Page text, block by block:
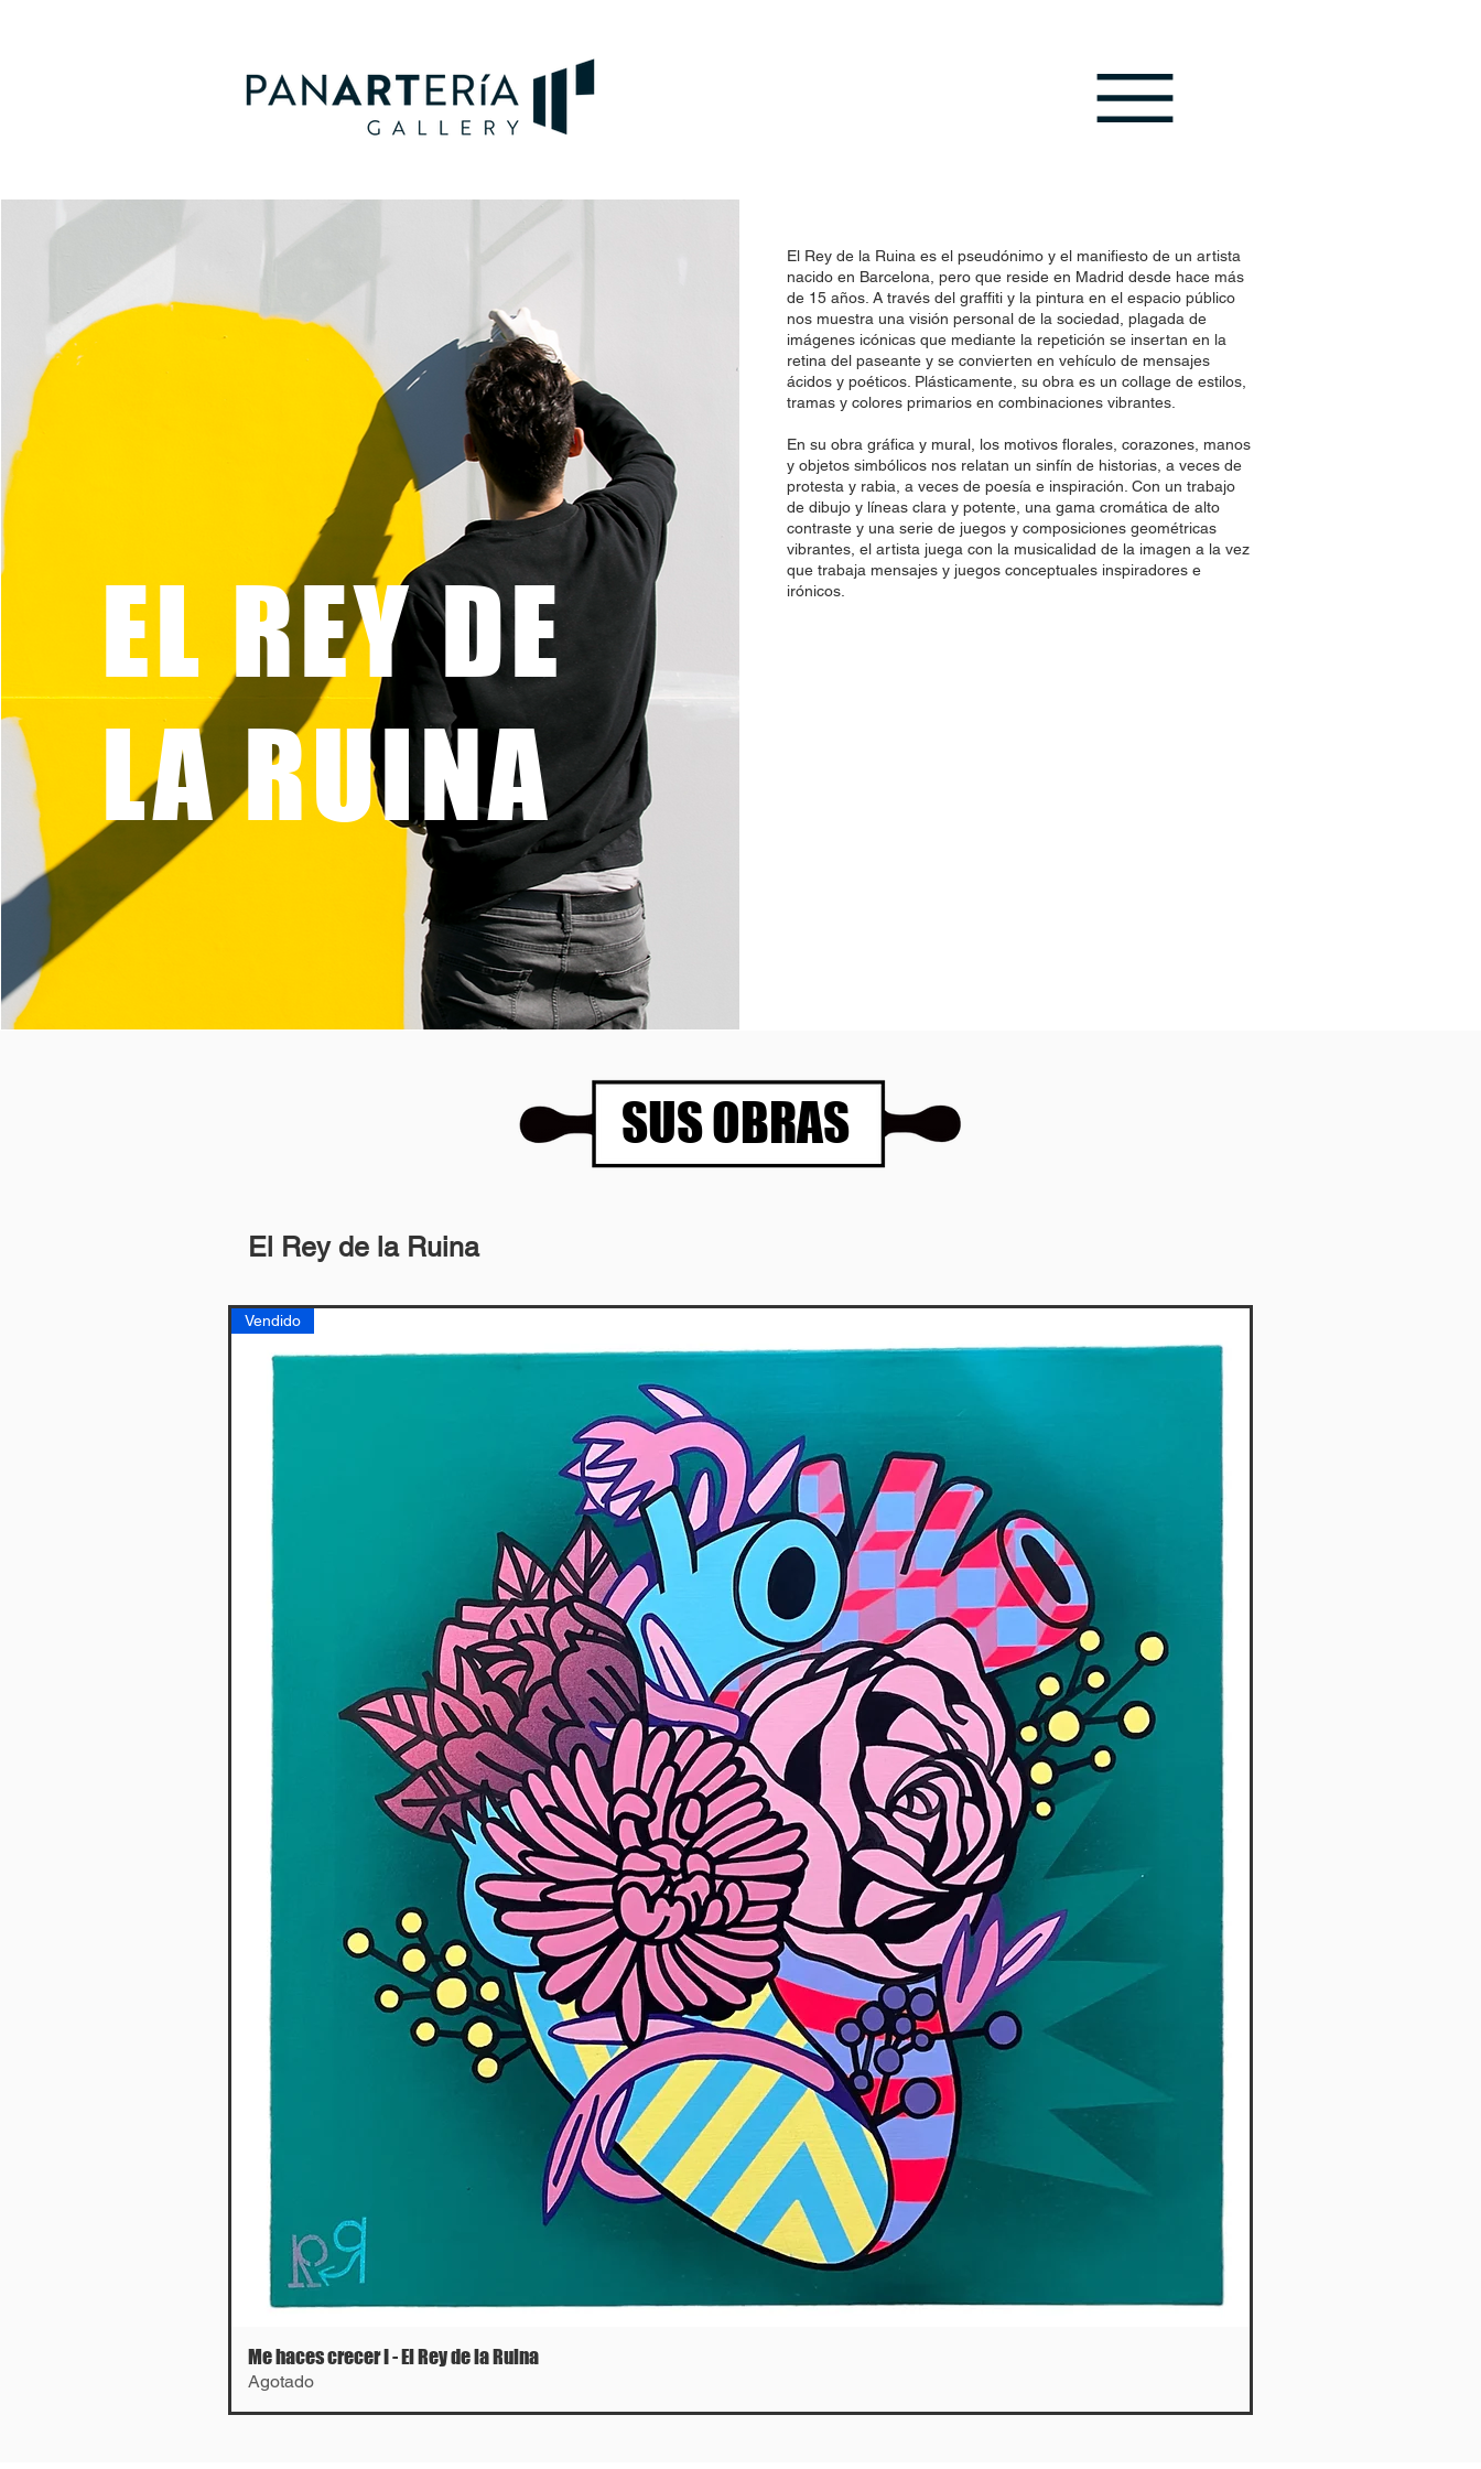
EL REY DE
LA RUINA
El Rey de la Ruina es el pseudónimo y el manifiesto de un artista
nacido en Barcelona, pero que reside en Madrid desde hace más
de 15 años. A través del graffiti y la pintura en el espacio público
nos muestra una visión personal de la sociedad, plagada de
imágenes icónicas que mediante la repetición se insertan en la
retina del paseante y se convierten en vehículo de mensajes
ácidos y poéticos. Plásticamente, su obra es un collage de estilos,
tramas y colores primarios en combinaciones vibrantes.
En su obra gráfica y mural, los motivos florales, corazones, manos
y objetos simbólicos nos relatan un sinfín de historias, a veces de
protesta y rabia, a veces de poesía e inspiración. Con un trabajo
de dibujo y líneas clara y potente, una gama cromática de alto
contraste y una serie de juegos y composiciones geométricas
vibrantes, el artista juega con la musicalidad de la imagen a la vez
que trabaja mensajes y juegos conceptuales inspiradores e
irónicos.
SUS OBRAS
El Rey de la Ruina
Vendido
Me haces crecer I - El Rey de la Ruina
Agotado